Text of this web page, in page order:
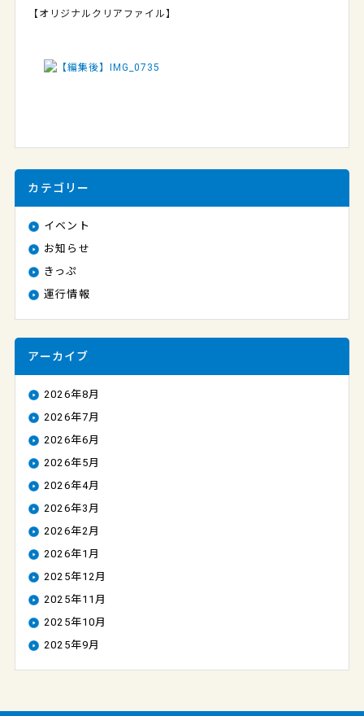
【オリジナルクリアファイル】
カテゴリー
イベント
お知らせ
きっぷ
運行情報
アーカイブ
2026年8月
2026年7月
2026年6月
2026年5月
2026年4月
2026年3月
2026年2月
2026年1月
2025年12月
2025年11月
2025年10月
2025年9月